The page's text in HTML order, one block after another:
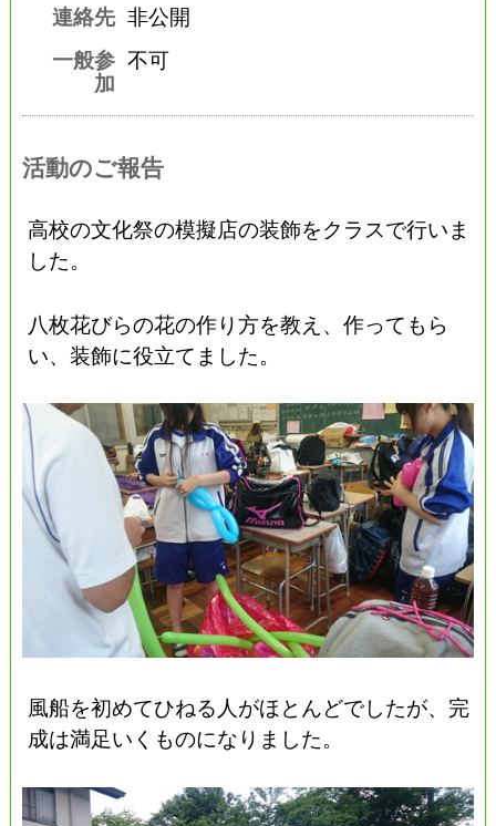
連絡先 非公開
一般参
加
不可
活動のご報告
高校の文化祭の模擬店の装飾をクラスで行いま
した。
八枚花びらの花の作り方を教え、作ってもら
い、装飾に役立てました。
風船を初めてひねる人がほとんどでしたが、完
成は満足いくものになりました。